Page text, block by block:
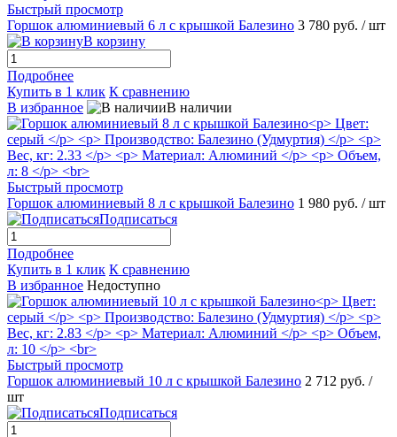
Быстрый просмотр
Горшок алюминиевый 6 л с крышкой Балезино 3 780 руб. / шт
В корзину
Подробнее
Купить в 1 клик К сравнению
В избранное
В наличии
Быстрый просмотр
Горшок алюминиевый 8 л с крышкой Балезино 1 980 руб. / шт
Подписаться
Подробнее
Купить в 1 клик К сравнению
В избранное Недоступно
Быстрый просмотр
Горшок алюминиевый 10 л с крышкой Балезино 2 712 руб. /
шт
Подписаться